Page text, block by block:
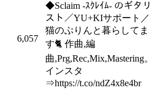
6,057
◆Sclaim -ｽｸﾚｲﾑ- のギタリ
スト／YU+KIサポート／
猫のぷりんと暮らしてま
す🐈 作曲,編
曲,Prg,Rec,Mix,Mastering。
インスタ
⇒https://t.co/ndZ4x8e4br